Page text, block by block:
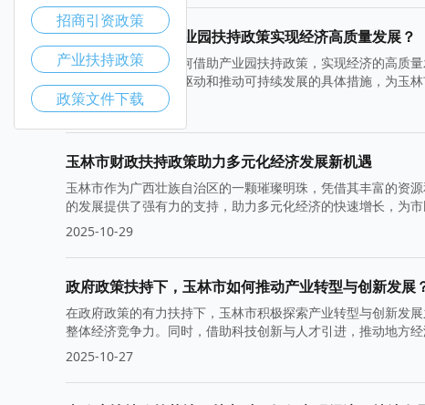
玉林市如何通过产业园扶持政策实现经济高质量发展？
本文探讨了玉林市如何借助产业园扶持政策，实现经济的高质
业竞争力、促进创新驱动和推动可持续发展的具体措施，为玉
2025-11-03
玉林市财政扶持政策助力多元化经济发展新机遇
玉林市作为广西壮族自治区的一颗璀璨明珠，凭借其丰富的资
的发展提供了强有力的支持，助力多元化经济的快速增长，为
2025-10-29
政府政策扶持下，玉林市如何推动产业转型与创新发展
在政府政策的有力扶持下，玉林市积极探索产业转型与创新发
整体经济竞争力。同时，借助科技创新与人才引进，推动地方
2025-10-27
招商引资政策
产业扶持政策
政策文件下载